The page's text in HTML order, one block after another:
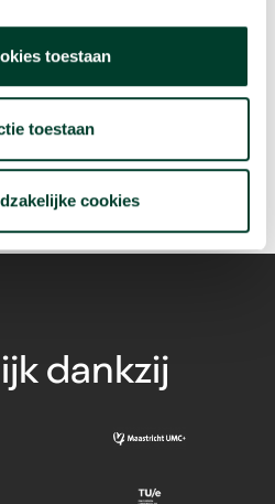
toestaan
toestaan
cookies
naar Nederland?
Bekijk deze video arrow_forward
dankzij